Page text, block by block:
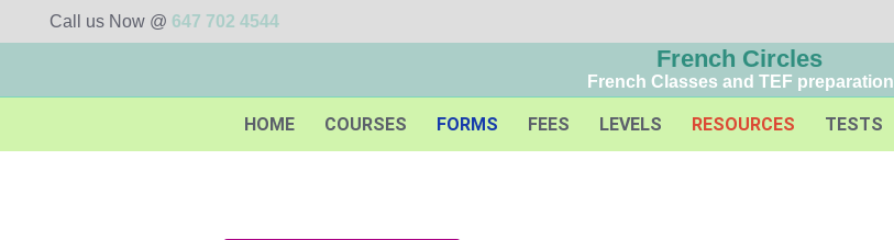
Call us Now @ 647 702 4544
French Circles
French Classes and TEF preparation
HOME COURSES FORMS FEES LEVELS RESOURCES TESTS